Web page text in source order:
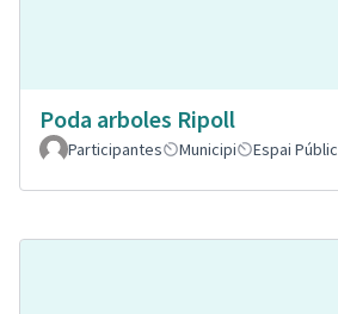
Poda arboles Ripoll
Participantes
Municipi Espai Públic